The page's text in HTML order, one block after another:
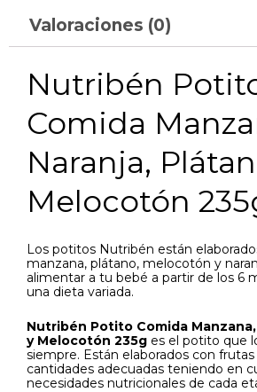
Valoraciones (0)
Nutribén
Comida
Naranja,
Melocotón
Los potitos Nutribén están
manzana, plátano, melocotón y
alimentar a tu bebé a partir de los 6
una dieta variada.
Nutribén Potito Comida
y Melocotón 235g es el potito que
siempre. Están elaborados con frutas
cantidades adecuadas teniendo en
necesidades nutricionales de cada